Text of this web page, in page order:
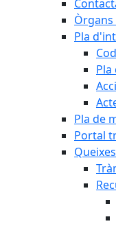
Pla
Pla de
Portal